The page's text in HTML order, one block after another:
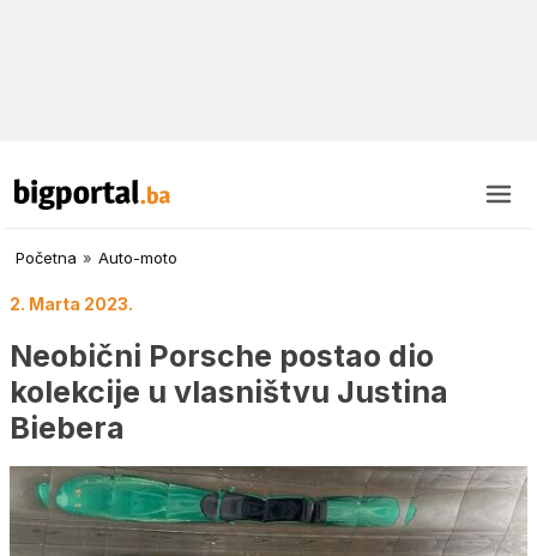
Početna » Auto-moto
2. Marta 2023.
Neobični Porsche postao dio
kolekcije u vlasništvu Justina
Biebera